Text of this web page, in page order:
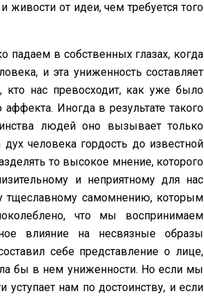
от идеи, чем требуется того
падаем в собственных глазах, когда
и эта униженность составляет
нас превосходит, как уже было
Иногда в результате такого
людей оно вызывает только
человека гордость до известной
то высокое мнение, которого
и неприятному для нас
тщеславному самомнению, которым
что мы воспринимаем
влияние на несвязные образы
себе представление о лице,
бы в нем униженности. Но если мы
нам по достоинству, и если